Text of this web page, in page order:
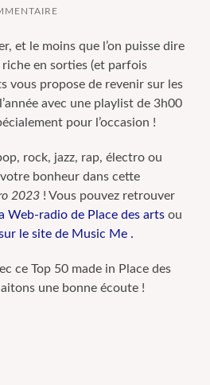
et le moins que l’on puisse dire
riche en sorties (et parfois
vous propose de revenir sur les
avec une playlist de 3h00
pour l’occasion !
rock, jazz, rap, électro ou
bonheur dans cette
2023 ! Vous pouvez retrouver
Web-radio de Place des arts ou
le site de Music Me .
ce Top 50 made in Place des
une bonne écoute !